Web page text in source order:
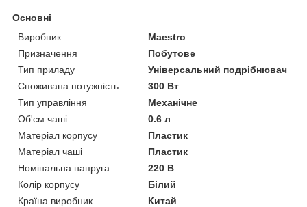
Основні
Виробник
Maestro
Призначення
Побутове
Тип приладу
Універсальний подрібнювач
Споживана потужність
300 Вт
Тип управління
Механічне
Об'єм чаші
0.6 л
Матеріал корпусу
Пластик
Матеріал чаші
Пластик
Номінальна напруга
220 В
Колір корпусу
Білий
Країна виробник
Китай